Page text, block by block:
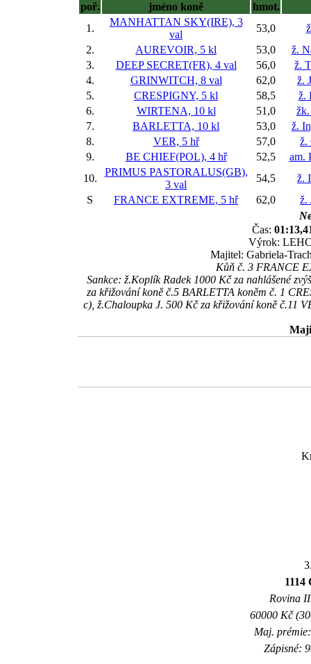
poř. jméno koně
hmot.
1.
MANHATTAN SKY(IRE), 3
val
53,0
2.
AUREVOIR, 5 kl 53,0
ž.
3.
DEEP SECRET(FR), 4 val 56,0
ž.
4.
GRINWITCH, 8 val 62,0
ž.
5.
CRESPIGNY, 5 kl 58,5
ž.
6.
WIRTENA, 10 kl 51,0
7.
BARLETTA, 10 kl 53,0
ž.
8.
VER, 5 hř 57,0
ž.
9.
BE CHIEF(POL), 4 hř 52,5
am.
10.
PRIMUS PASTORALUS(GB),
3 val
54,5
ž.
S
FRANCE EXTREME, 5 hř 62,0
ž.
Čas:
Výrok:
Majitel: Gabriela-
Kůň č. 3 FRANCE
Sankce: ž.Koplík Radek 1000 Kč za nahlášené
za křižování koně č.5 BARLETTA koněm č. 1
c), ž.Chaloupka J. 500 Kč za křižování koně č.11
Rovina
60000 Kč
Maj.
Zápisné: